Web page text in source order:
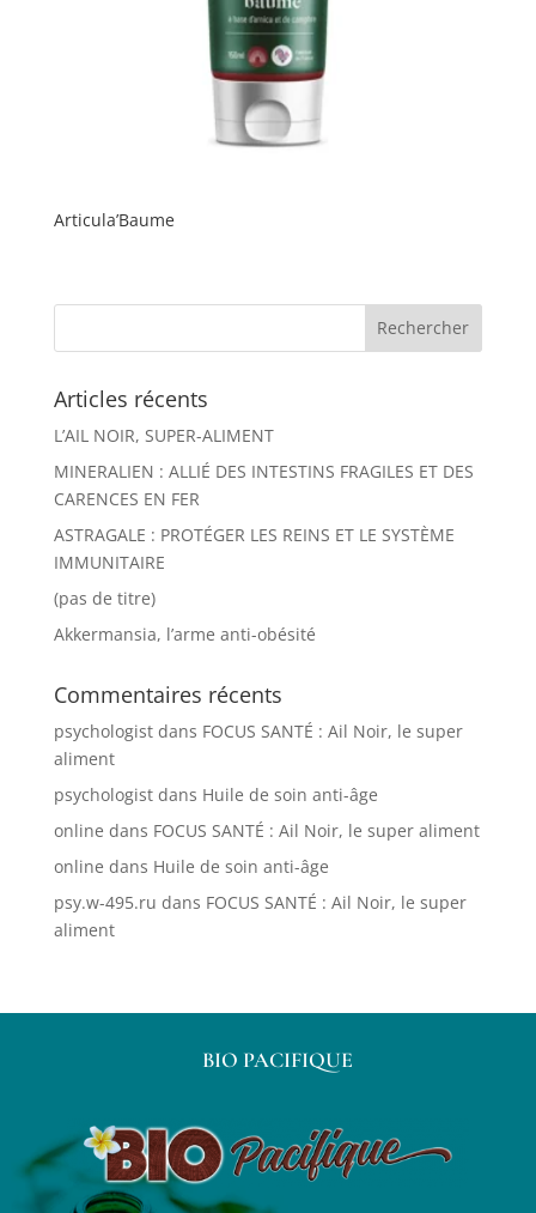
Articula’Baume
Articles récents
L’AIL NOIR, SUPER-ALIMENT
MINERALIEN : ALLIÉ DES INTESTINS FRAGILES ET DES
CARENCES EN FER
ASTRAGALE : PROTÉGER LES REINS ET LE SYSTÈME
IMMUNITAIRE
(pas de titre)
Akkermansia, l’arme anti-obésité
Commentaires récents
psychologistdans FOCUS SANTÉ : Ail Noir, le super
aliment
psychologistdans Huile de soin anti-âge
online dans FOCUS SANTÉ : Ail Noir, le super aliment
online dans Huile de soin anti-âge
psy.w-495.ru dans FOCUS SANTÉ : Ail Noir, le super
aliment
BIO PACIFIQUE